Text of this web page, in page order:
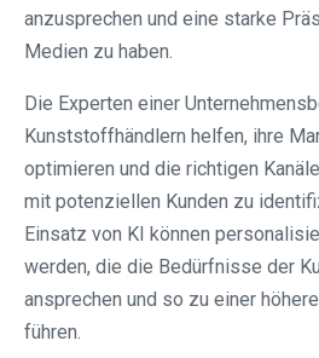
anzusprechen und eine starke
Medien zu haben.
Die Experten einer
Kunststoffhändlern helfen, ihre
optimieren und die richtigen
mit potenziellen Kunden zu
Einsatz von KI können
werden, die die Bedürfnisse der
ansprechen und so zu einer
führen.